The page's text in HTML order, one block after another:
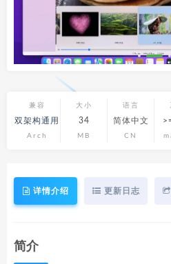
兼容
双架构通用
Arch
大小
34
MB
语言
简体中文
CN
详情介绍 更新日志
简介